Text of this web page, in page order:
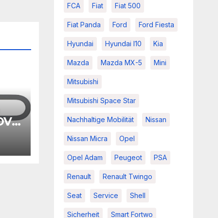
FCA Fiat Fiat 500
Fiat Panda Ford Ford Fiesta
Hyundai Hyundai I10 Kia
Mazda Mazda MX-5 Mini
Mitsubishi
Mitsubishi Space Star
Nachhaltige Mobilität Nissan
Nissan Micra Opel
Opel Adam Peugeot PSA
Renault Renault Twingo
Seat Service Shell
Sicherheit Smart Fortwo